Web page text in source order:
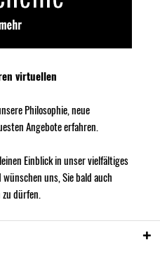
virtuellen
Philosophie, neue
Angebote erfahren.
Einblick in unser vielfältiges
uns, Sie bald auch
dürfen.